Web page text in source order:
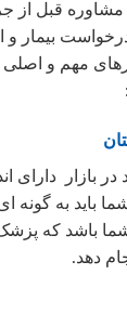
قبل از
بیمار و
مهم و اصلی
بازار دارای
باید به
باشد که پزشک
دهد.